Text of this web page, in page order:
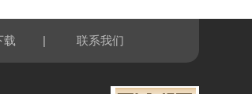
载 | 联系我们